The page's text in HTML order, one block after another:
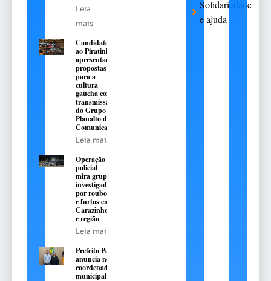
Leia
mais
Candidatos
ao Piratini
apresentarão
propostas
para a
cultura
gaúcha com
transmissão
do Grupo
Planalto de
Comunicação
Leia mais
Operação
policial
mira grupo
investigado
por roubos
e furtos em
Carazinho
e região
Leia mais
Prefeito Pedro
anuncia novo
coordenador
municipal da
Solidariedade
e ajuda